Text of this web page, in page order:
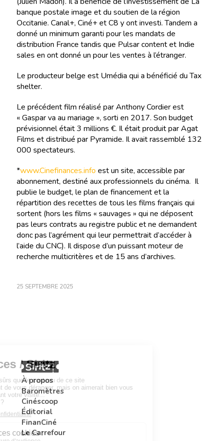
banque postale image et du soutien de la région
Occitanie. Canal+, Ciné+ et C8 y ont investi. Tandem a
donné un minimum garanti pour les mandats de
distribution France tandis que Pulsar content et Indie
sales en ont donné un pour les ventes à l’étranger.
Le producteur belge est Umédia qui a bénéficié du Tax
shelter.
Le précédent film réalisé par Anthony Cordier est
« Gaspar va au mariage », sorti en 2017. Son budget
prévisionnel était 3 millions €. Il était produit par Agat
Films et distribué par Pyramide. Il avait rassemblé 132
000 spectateurs.
*www.Cinefinances.info est un site, accessible par
abonnement, destiné aux professionnels du cinéma. Il
publie le budget, le plan de financement et la
répartition des recettes de tous les films français qui
sortent (hors les films « sauvages » qui ne déposent
pas leurs contrats au registre public et ne demandent
donc pas l’agrément qui leur permettrait d’accéder à
l’aide du CNC). Il dispose d’un puissant moteur de
recherche multicritères et de 15 ans d’archives.
25 SEPTEMBRE 2025
À propos
Baromètres
Cinéscoop
Éditorial
FinanCiné
Le Carrefour